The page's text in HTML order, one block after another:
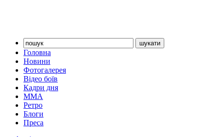
Головна
Новини
Фотогалерея
Відео боїв
Кадри дня
ММА
Ретро
Блоги
Преса